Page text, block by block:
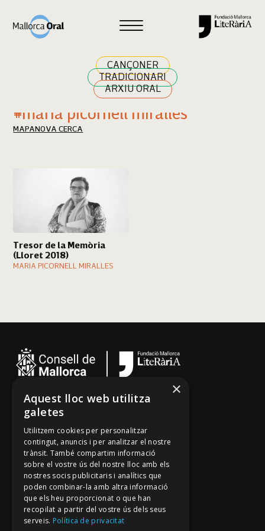
CANÇONER
TRADICIONARI
ARXIU ORAL
Cercar
Resultats cerca
#maria picornell miralles
MAPA NOVA CERCA
Tresor de la Memòria
(Lloret 2018)
MARIA PICORNELL MIRALLES
Cançoner
Tradicionari
Arxiu Oral
Contacte
Segueix-nos
Mallorca Oral, un projecte de
×
Aquest lloc web utilitza
galetes
Utilitzem cookies per personalitzar
contingut, anuncis i per analitzar el nostre
trànsit. També compartim informació
sobre el vostre ús del nostre lloc amb els
nostres socis publicitaris i analítics que
poden combinar-la amb altra informació
que els heu proporcionat o que han
recopilat a partir del vostre ús dels seus
serveis. Política de privacitat